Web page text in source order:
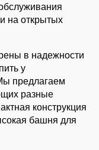
на открытых
в надежности
у
предлагаем
разные
конструкция
башня для